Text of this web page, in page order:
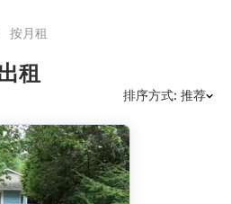
按月租
租
排序方式: 推荐